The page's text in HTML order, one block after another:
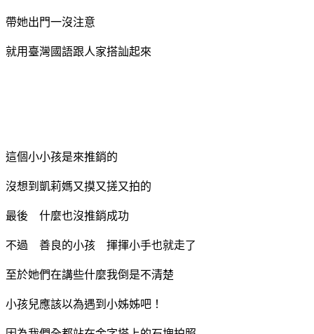
帶她出門一沒注意
就用臺灣國語跟人家搭訕起來
這個小小孩是來推銷的
沒想到凱莉媽又摸又搓又拍的
最後 什麼也沒推銷成功
不過 善良的小孩 揮揮小手也就走了
至於她們在講些什麼我倒是不清楚
小孩兒應該以為遇到小姊姊吧！